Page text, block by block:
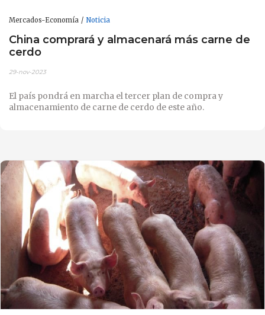
Mercados-Economía Noticia
China comprará y almacenará más carne de
cerdo
29-nov-2023
El país pondrá en marcha el tercer plan de compra y
almacenamiento de carne de cerdo de este año.